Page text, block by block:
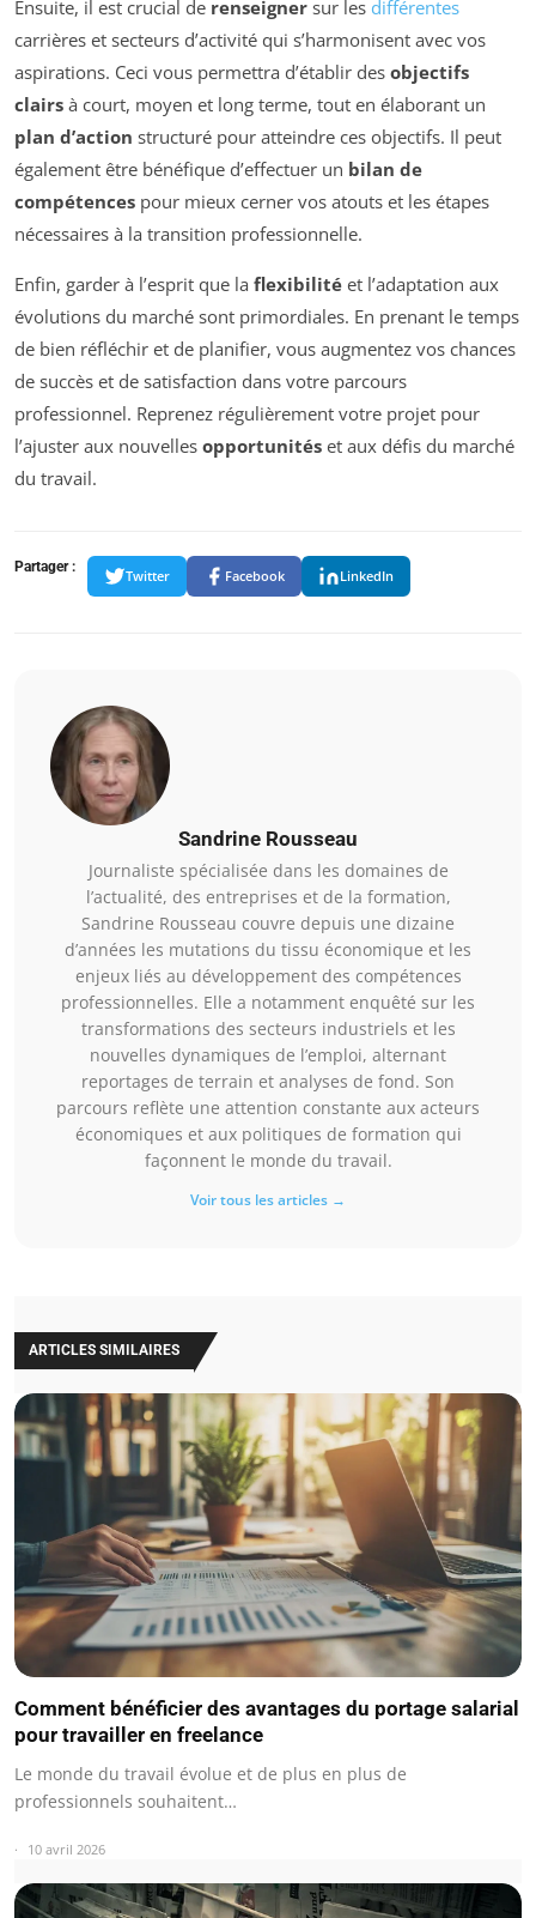
Ensuite, il est crucial de renseigner sur les différentes
carrières et secteurs d’activité qui s’harmonisent avec vos
aspirations. Ceci vous permettra d’établir des objectifs
clairs à court, moyen et long terme, tout en élaborant un
plan d’action structuré pour atteindre ces objectifs. Il peut
également être bénéfique d’effectuer un bilan de
compétences pour mieux cerner vos atouts et les étapes
nécessaires à la transition professionnelle.
Enfin, garder à l’esprit que la flexibilité et l’adaptation aux
évolutions du marché sont primordiales. En prenant le temps
de bien réfléchir et de planifier, vous augmentez vos chances
de succès et de satisfaction dans votre parcours
professionnel. Reprenez régulièrement votre projet pour
l’ajuster aux nouvelles opportunités et aux défis du marché
du travail.
Partager :
Twitter Facebook LinkedIn
Sandrine Rousseau
Journaliste spécialisée dans les domaines de
l’actualité, des entreprises et de la formation,
Sandrine Rousseau couvre depuis une dizaine
d’années les mutations du tissu économique et les
enjeux liés au développement des compétences
professionnelles. Elle a notamment enquêté sur les
transformations des secteurs industriels et les
nouvelles dynamiques de l’emploi, alternant
reportages de terrain et analyses de fond. Son
parcours reflète une attention constante aux acteurs
économiques et aux politiques de formation qui
façonnent le monde du travail.
Voir tous les articles →
ARTICLES SIMILAIRES
Comment bénéficier des avantages du portage salarial
pour travailler en freelance
Le monde du travail évolue et de plus en plus de
professionnels souhaitent…
10 avril 2026